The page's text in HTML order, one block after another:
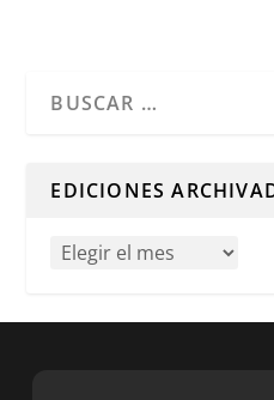
EDICIONES